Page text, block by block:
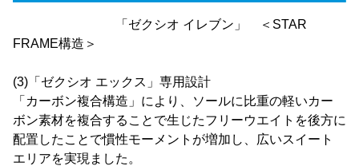
「ゼクシオ イレブン」 ＜STAR
FRAME構造＞
(3)「ゼクシオ エックス」専用設計
「カーボン複合構造」により、ソールに比重の軽いカー
ボン素材を複合することで生じたフリーウエイトを後方に
配置したことで慣性モーメントが増加し、広いスイート
エリアを実現ました。